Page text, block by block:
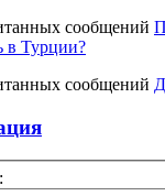
в Турции?